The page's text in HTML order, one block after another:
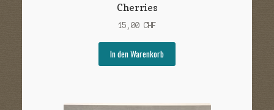
Cherries
15,00 CHF
In den Warenkorb